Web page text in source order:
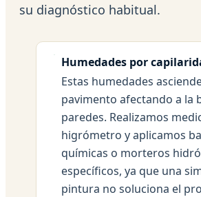
su diagnóstico habitual.
Humedades por
Estas humedades
pavimento afectando a la
paredes. Realizamos
higrómetro y aplicamos
químicas o morteros
específicos, ya que una
pintura no soluciona el